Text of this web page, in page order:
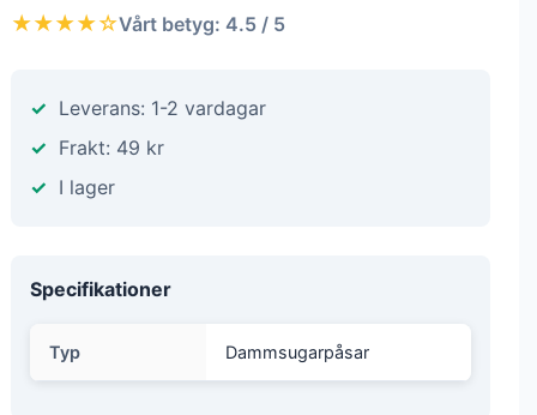
★★★★☆Vårt betyg: 4.5 / 5
Leverans: 1-2 vardagar
Frakt: 49 kr
I lager
Specifikationer
Typ Dammsugarpåsar